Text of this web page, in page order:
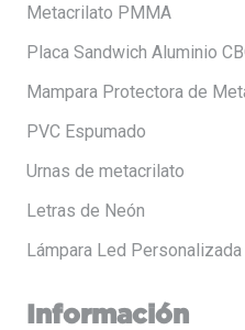
Metacrilato PMMA
Placa Sandwich Aluminio
Mampara Protectora de
PVC Espumado
Urnas de metacrilato
Letras de Neón
Lámpara Led Personalizada
Información